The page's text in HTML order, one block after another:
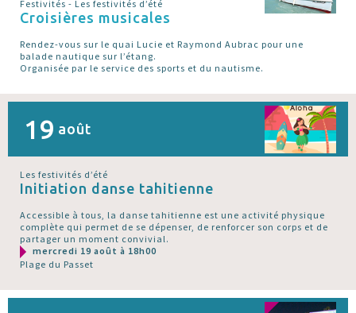
Festivités - Les festivités d’été
Croisières musicales
Rendez-vous sur le quai Lucie et Raymond Aubrac pour une
balade nautique sur l’étang.
Organisée par le service des sports et du nautisme.
19 août
Les festivités d’été
Initiation danse tahitienne
Accessible à tous, la danse tahitienne est une activité physique
complète qui permet de se dépenser, de renforcer son corps et de
partager un moment convivial.
mercredi 19 août à 18h00
Plage du Passet